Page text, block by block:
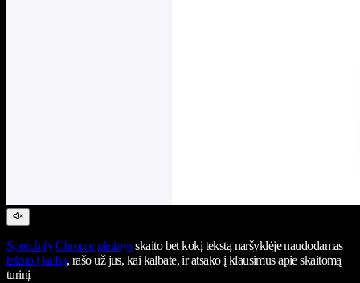
Speechify Chrome plėtinysskaito bet kokį tekstą naršyklėje naudodamas
teksto į kalbą, rašo už jus, kai kalbate, ir atsako į klausimus apie skaitomą
turinį